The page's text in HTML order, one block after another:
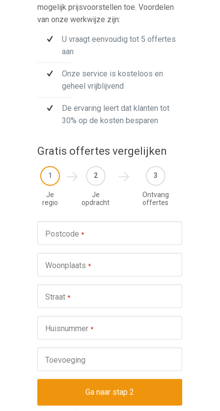
mogelijk prijsvoorstellen toe. Voordelen
van onze werkwijze zijn:
U vraagt eenvoudig tot 5 offertes
aan
Onze service is kosteloos en
geheel vrijblijvend
De ervaring leert dat klanten tot
30% op de kosten besparen
Gratis offertes vergelijken
1
Je
regio
2
Je
opdracht
3
Ontvang
offertes
Postcode *
Woonplaats *
Straat *
Huisnummer *
Toevoeging